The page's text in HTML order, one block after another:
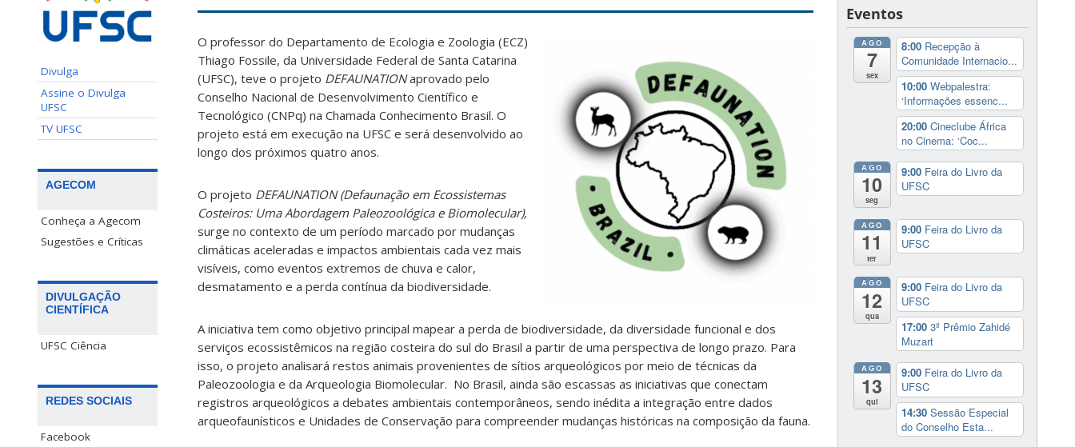
Divulga
Assine o Divulga
UFSC
TV UFSC
AGECOM
Conheça a Agecom
Sugestões e Críticas
DIVULGAÇÃO
CIENTÍFICA
UFSC Ciência
REDES SOCIAIS
Facebook
O professor do Departamento de Ecologia e Zoologia (ECZ)
Thiago Fossile, da Universidade Federal de Santa Catarina
(UFSC), teve o projeto DEFAUNATIONaprovado pelo
Conselho Nacional de Desenvolvimento Científico e
Tecnológico (CNPq) na Chamada Conhecimento Brasil. O
projeto está em execução na UFSC e será desenvolvido ao
longo dos próximos quatro anos.
O projeto DEFAUNATION (Defaunação em Ecossistemas
Costeiros: Uma Abordagem Paleozoológica e Biomolecular),
surge no contexto de um período marcado por mudanças
climáticas aceleradas e impactos ambientais cada vez mais
visíveis, como eventos extremos de chuva e calor,
desmatamento e a perda contínua da biodiversidade.
A iniciativa tem como objetivo principal mapear a perda de biodiversidade, da diversidade funcional e dos
serviços ecossistêmicos na região costeira do sul do Brasil a partir de uma perspectiva de longo prazo. Para
isso, o projeto analisará restos animais provenientes de sítios arqueológicos por meio de técnicas da
Paleozoologia e da Arqueologia Biomolecular. No Brasil, ainda são escassas as iniciativas que conectam
registros arqueológicos a debates ambientais contemporâneos, sendo inédita a integração entre dados
arqueofaunísticos e Unidades de Conservação para compreender mudanças históricas na composição da fauna.
Eventos
AGO
7
sex
8:00 Recepção à
Comunidade Internacio...
10:00 Webpalestra:
‘Informações essenc...
20:00 Cineclube África
no Cinema: ‘Coc...
AGO
10
seg
9:00 Feira do Livro da
UFSC
AGO
11
ter
9:00 Feira do Livro da
UFSC
AGO
12
qua
9:00 Feira do Livro da
UFSC
17:00 3º Prêmio Zahidé
Muzart
AGO
13
qui
9:00 Feira do Livro da
UFSC
14:30 Sessão Especial
do Conselho Esta...